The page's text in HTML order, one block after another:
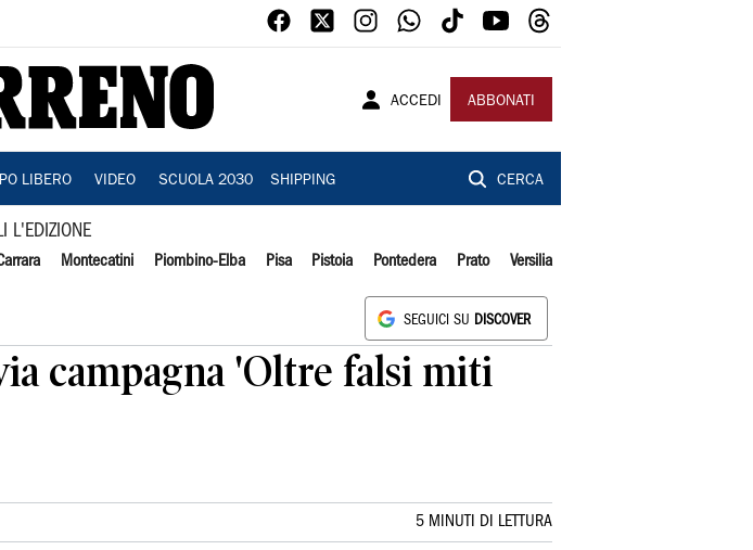
ACCEDI ABBONATI
LIBERO VIDEO SCUOLA 2030 SHIPPING CERCA
L'EDIZIONE
Montecatini Piombino-Elba Pisa Pistoia Pontedera Prato Versilia
SEGUICI SU DISCOVER
campagna 'Oltre falsi miti
5 MINUTI DI LETTURA